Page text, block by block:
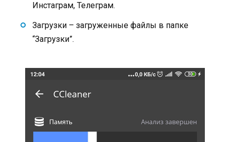
Инстаграм, Телеграм.
Загрузки – загруженные файлы в папке
“Загрузки”.